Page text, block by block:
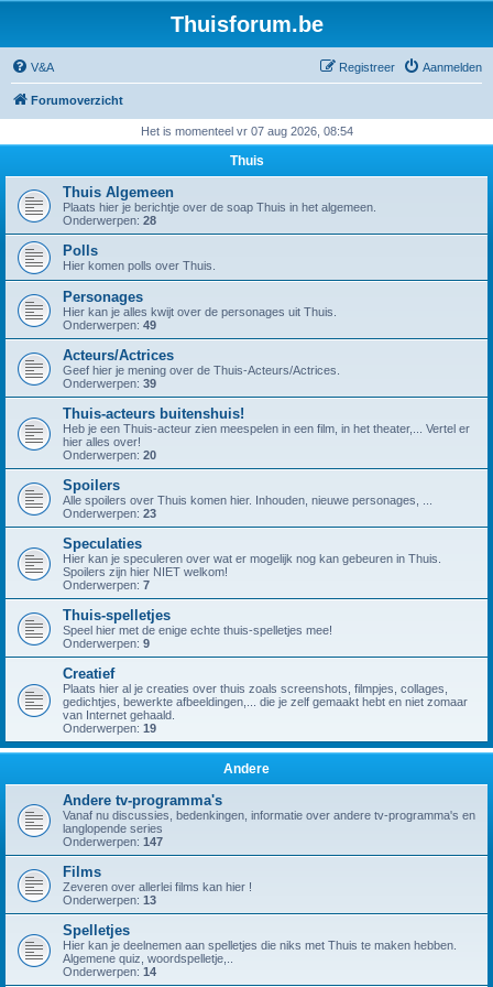
Thuisforum.be
V&A Aanmelden
Registreer
Forumoverzicht
Het is momenteel vr 07 aug 2026, 08:54
Thuis
Thuis Algemeen
Plaats hier je berichtje over de soap Thuis in het algemeen.
Onderwerpen: 28
Polls
Hier komen polls over Thuis.
Personages
Hier kan je alles kwijt over de personages uit Thuis.
Onderwerpen: 49
Acteurs/Actrices
Geef hier je mening over de Thuis-Acteurs/Actrices.
Onderwerpen: 39
Thuis-acteurs buitenshuis!
Heb je een Thuis-acteur zien meespelen in een film, in het theater,... Vertel er
hier alles over!
Onderwerpen: 20
Spoilers
Alle spoilers over Thuis komen hier. Inhouden, nieuwe personages, ...
Onderwerpen: 23
Speculaties
Hier kan je speculeren over wat er mogelijk nog kan gebeuren in Thuis.
Spoilers zijn hier NIET welkom!
Onderwerpen: 7
Thuis-spelletjes
Speel hier met de enige echte thuis-spelletjes mee!
Onderwerpen: 9
Creatief
Plaats hier al je creaties over thuis zoals screenshots, filmpjes, collages,
gedichtjes, bewerkte afbeeldingen,... die je zelf gemaakt hebt en niet zomaar
van Internet gehaald.
Onderwerpen: 19
Andere
Andere tv-programma's
Vanaf nu discussies, bedenkingen, informatie over andere tv-programma's en
langlopende series
Onderwerpen: 147
Films
Zeveren over allerlei films kan hier !
Onderwerpen: 13
Spelletjes
Hier kan je deelnemen aan spelletjes die niks met Thuis te maken hebben.
Algemene quiz, woordspelletje,..
Onderwerpen: 14